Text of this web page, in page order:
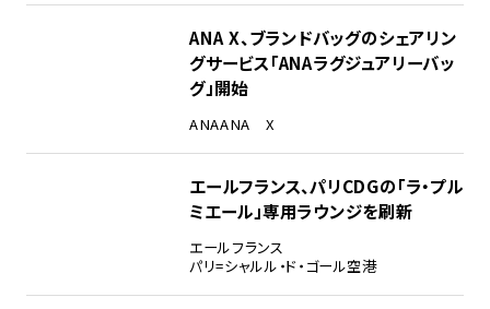
ANA X、ブランドバッグのシェアリン
グサービス「ANAラグジュアリーバッ
グ」開始
ANAANA X
エールフランス、パリCDGの「ラ・プル
ミエール」専用ラウンジを刷新
エールフランス
パリ=シャルル・ド・ゴール空港